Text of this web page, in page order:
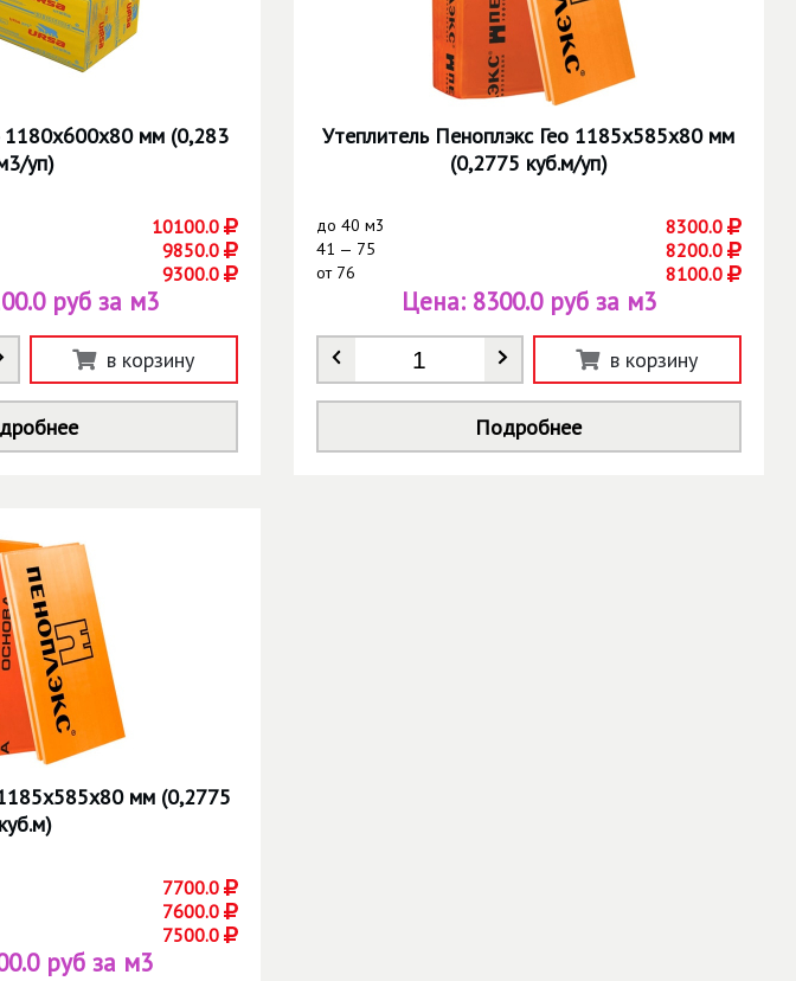
1180х600х80 мм (0,283
уп)
10100.0
9850.0
9300.0
руб за м3
в корзину
Утеплитель Пеноплэкс Гео 1185х585х80 мм
(0,2775 куб.м/уп)
до 40 м3 8300.0
41 — 75 8200.0
от76 8100.0
Количество *
Цена: 8300.0 руб за м3
в корзину
Подробнее
мм (0,2775
куб.м)
7700.0
7600.0
7500.0
руб за м3